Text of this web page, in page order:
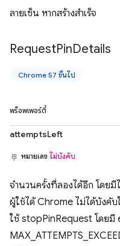
ลายเซ็น หากสร้างสำเร็จ
RequestPinDetails
Chrome 57 ขึ้นไป
พร็อพเพอร์ตี้
attemptsLeft
หมายเลข ไม่บังคับ
จำนวนครั้งที่ลองได้อีก โดย
ผู้ใช้ได้ Chrome ไม่ได้บังคั
ใช้ stopPinRequest โดยมี